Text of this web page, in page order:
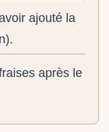
ajouté la
après le